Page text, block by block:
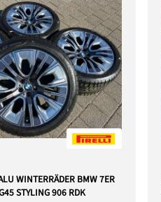
WINTERRÄDER BMW 7ER
STYLING 906 RDK